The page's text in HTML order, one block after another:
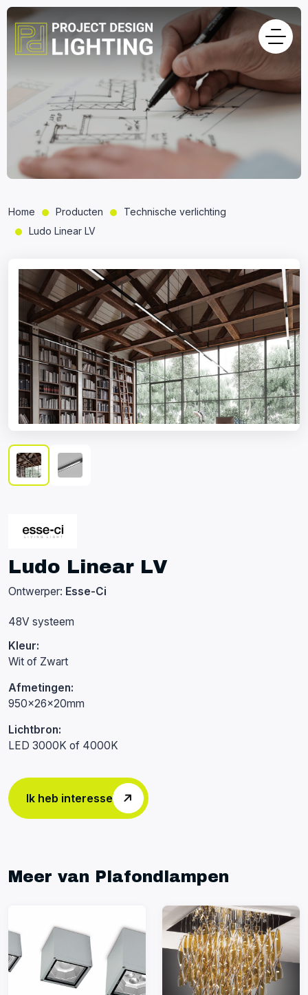
Home Producten
Technische verlichting
Ludo Linear LV
Ludo Linear LV
Ontwerper: Esse-Ci
48V systeem
Kleur:
Wit of Zwart
Afmetingen:
950x26x20mm
Lichtbron:
LED 3000K of 4000K
Ik heb interesse
Meer van Plafondlampen